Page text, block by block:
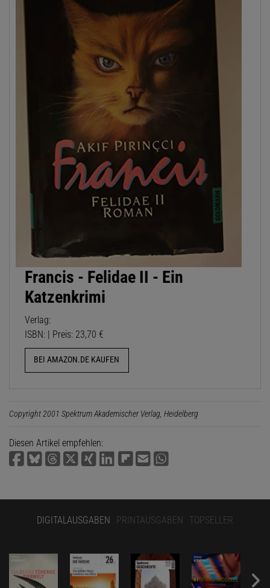
Francis - Felidae II - Ein
Katzenkrimi
Verlag:
ISBN: | Preis: 23,70 €
BEI AMAZON.DE KAUFEN
Copyright 2001 Spektrum Akademischer Verlag, Heidelberg
Diesen Artikel empfehlen:
DIGITALAUSGABEN PRINTAUSGABEN TOPSELLER